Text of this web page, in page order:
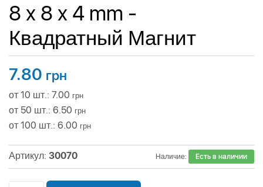
8 x 8 x 4 mm -
Квадратный Магнит
7.80 грн
от 10 шт.: 7.00 грн
от 50 шт.: 6.50 грн
от 100 шт.: 6.00 грн
Артикул: 30070 Наличие: Есть в наличии